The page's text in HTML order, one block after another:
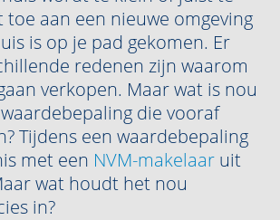
toe aan een nieuwe omgeving
is op je pad gekomen. Er
redenen zijn waarom
verkopen. Maar wat is nou
die vooraf
Tijdens een waardebepaling
met een NVM-makelaar uit
wat houdt het nou
in?